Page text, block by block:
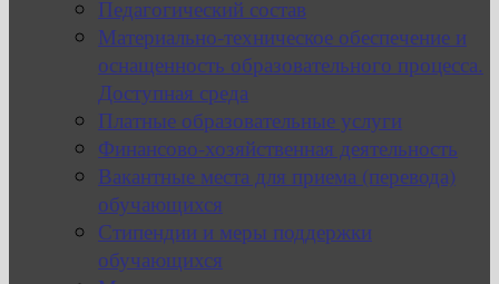
Педагогический состав
Материально-техническое обеспечение и
оснащенность образовательного процесса.
Доступная среда
Платные образовательные услуги
Финансово-хозяйственная деятельность
Вакантные места для приема (перевода)
обучающихся
Стипендии и меры поддержки
обучающихся